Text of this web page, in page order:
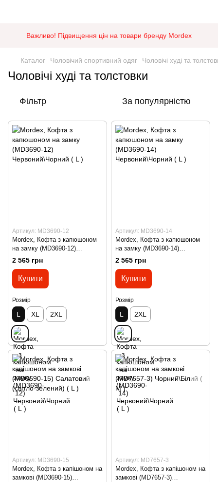
Важливо! Підвищення цін на товари бренду Mordex
Каталог Чоловічий спортивний одяг Чоловічі худі та
Чоловічі худі та толстовки
Фільтр За популярністю
Артикул: MD3690-12
Mordex, Кофта з капюшоном
на замку (MD3690-12)
Червоний\Чорний ( L )
2 565 грн
Купити
Розмір
L XL 2XL
Артикул: MD3690-14
Mordex, Кофта з капюшоном
на замку (MD3690-14)
Червоний\Чорний ( L )
2 565 грн
Купити
Розмір
L 2XL
Артикул: MD3690-15
Mordex, Кофта з капішоном на
замкові (MD3690-15)
Артикул: MD7657-3
Mordex, Кофта з капішоном на
замкові (MD7657-3)